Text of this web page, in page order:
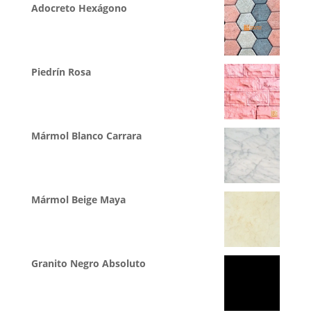
Adocreto Hexágono
Piedrín Rosa
Mármol Blanco Carrara
Mármol Beige Maya
Granito Negro Absoluto